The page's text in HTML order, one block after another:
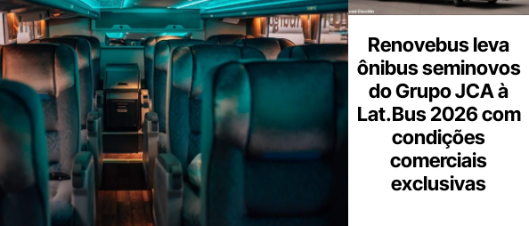
Renovebus leva
ônibus seminovos
do Grupo JCA à
Lat.Bus 2026 com
condições
comerciais
exclusivas